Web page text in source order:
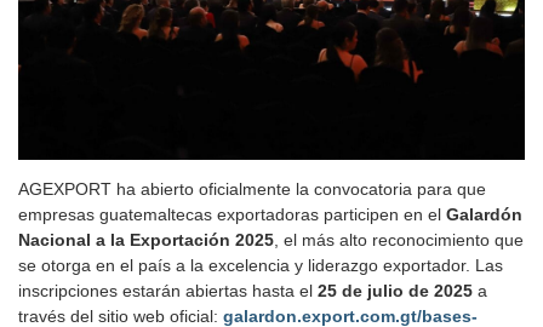
AGEXPORT ha abierto oficialmente la convocatoria para que
empresas guatemaltecas exportadoras participen en el Galardón
Nacional a la Exportación 2025 , el más alto reconocimiento que
se otorga en el país a la excelencia y liderazgo exportador. Las
inscripciones estarán abiertas hasta el 25 de julio de 2025 a
través del sitio web oficial: galardon.export.com.gt/bases-